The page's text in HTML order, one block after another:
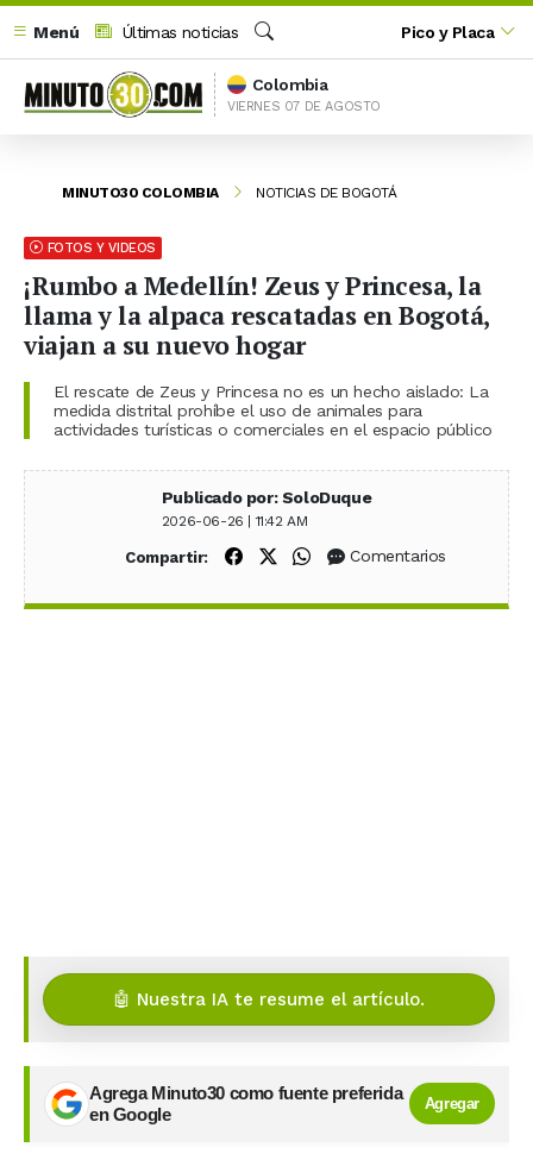
Menú
Últimas noticias
Buscar
Pico y Placa
Colombia
VIERNES 07 DE AGOSTO
MINUTO30 COLOMBIA NOTICIAS DE BOGOTÁ
FOTOS Y VIDEOS
¡Rumbo a Medellín! Zeus y Princesa, la
llama y la alpaca rescatadas en Bogotá,
viajan a su nuevo hogar
El rescate de Zeus y Princesa no es un hecho aislado: La
medida distrital prohíbe el uso de animales para
actividades turísticas o comerciales en el espacio público
Publicado por: SoloDuque
2026-06-26 | 11:42 AM
Compartir: Compartir en Facebook
Compartir en X (Twitter)
Compartir en WhatsApp
Comentarios
🤖 Nuestra IA te resume el artículo.
Agrega Minuto30 como fuente preferida
en Google
Agregar